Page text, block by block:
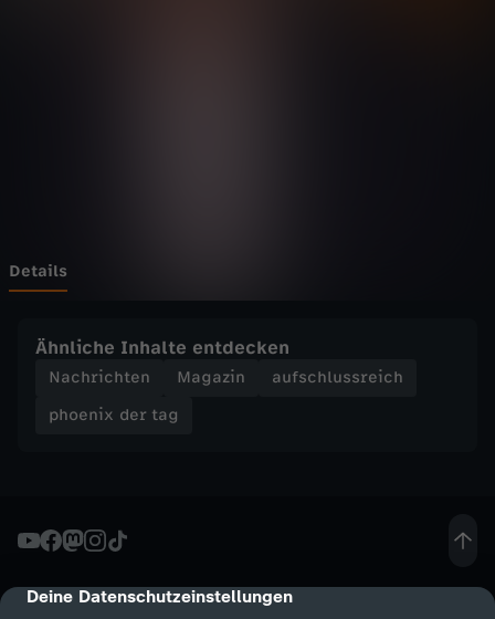
cmp-dialog-description
Deine Datenschutzeinstellungen
g
W
f
z
Details
Ähnliche Inhalte entdecken
Nachrichten Magazin
aufschlussreich
phoenix der tag